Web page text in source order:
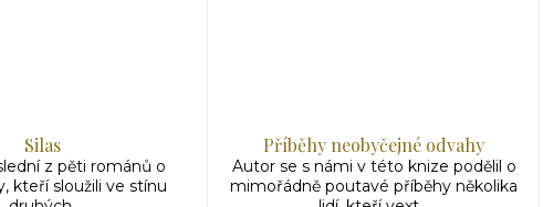
Silas
z pěti románů o
kteří sloužili ve stínu
Příběhy neobyčejné odvahy
Autor se s námi v této knize podělil o
mimořádně poutavé příběhy několika